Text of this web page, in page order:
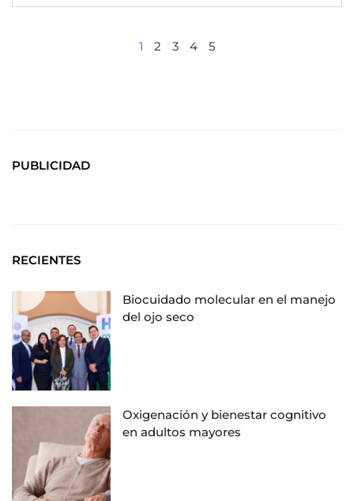
1 2 3 4 5
PUBLICIDAD
RECIENTES
Biocuidado molecular en el manejo
del ojo seco
Oxigenación y bienestar cognitivo
en adultos mayores